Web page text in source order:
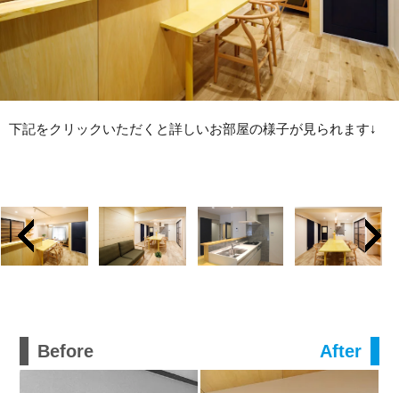
下記をクリックいただくと詳しいお部屋の様子が見られます↓
Before After